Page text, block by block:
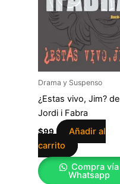
Drama y Suspenso
¿Estas vivo, Jim? de
Jordi i Fabra
$99
Añadir al
carrito
Compra vía
Whatsapp